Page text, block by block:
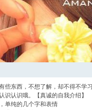
些东西，不想了解，却不得不学
认识哦。【真诚的自我介绍】
单纯的几个字和表情